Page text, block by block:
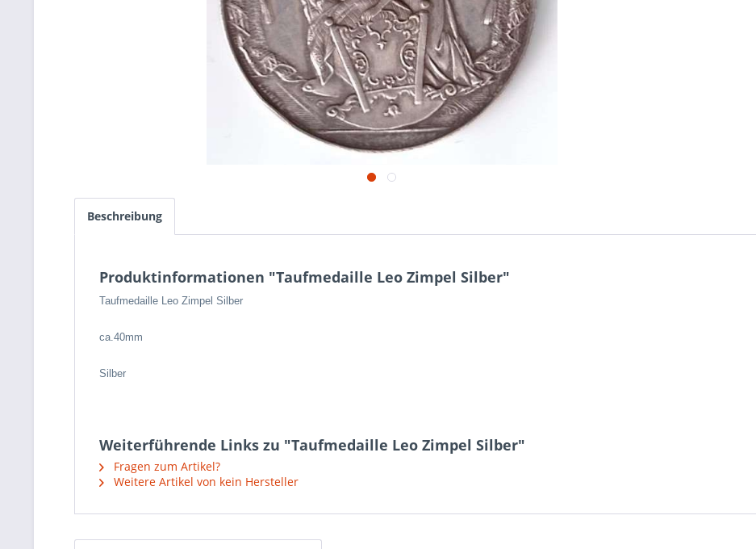
Beschreibung
Produktinformationen "Taufmedaille Leo Zimpel Silber"
Taufmedaille Leo Zimpel Silber
ca.40mm
Silber
Weiterführende Links zu "Taufmedaille Leo Zimpel Silber"
Fragen zum Artikel?
Weitere Artikel von kein Hersteller